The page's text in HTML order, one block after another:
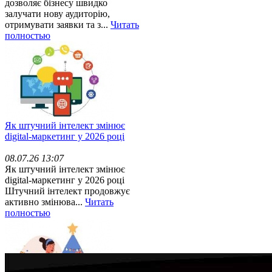
дозволяє бізнесу швидко
залучати нову аудиторію,
отримувати заявки та з... Читать
полностью
Як штучний інтелект змінює
digital-маркетинг у 2026 році
08.07.26 13:07
Як штучний інтелект змінює
digital-маркетинг у 2026 році
Штучний інтелект продовжує
активно змінюва... Читать
полностью